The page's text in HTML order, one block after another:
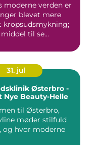
moderne verden er
blevet mere
kropsudsmykning;
til se...
31. jul
Østerbro -
Nye Beauty-Helle
til Østerbro,
møder stilfuld
og hvor moderne